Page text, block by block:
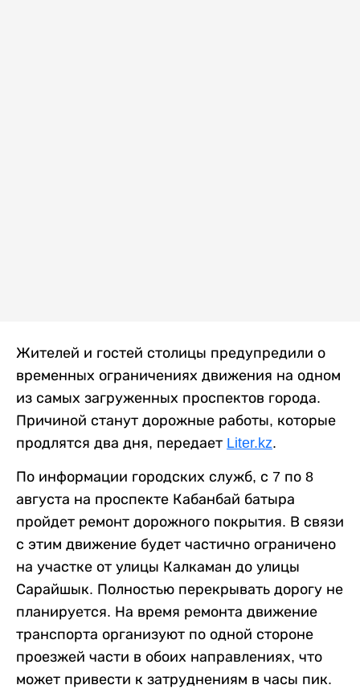
Жителей и гостей столицы предупредили о
временных ограничениях движения на одном
из самых загруженных проспектов города.
Причиной станут дорожные работы, которые
продлятся два дня, передает Liter.kz.
По информации городских служб, с 7 по 8
августа на проспекте Кабанбай батыра
пройдет ремонт дорожного покрытия. В связи
с этим движение будет частично ограничено
на участке от улицы Калкаман до улицы
Сарайшык. Полностью перекрывать дорогу не
планируется. На время ремонта движение
транспорта организуют по одной стороне
проезжей части в обоих направлениях, что
может привести к затруднениям в часы пик.